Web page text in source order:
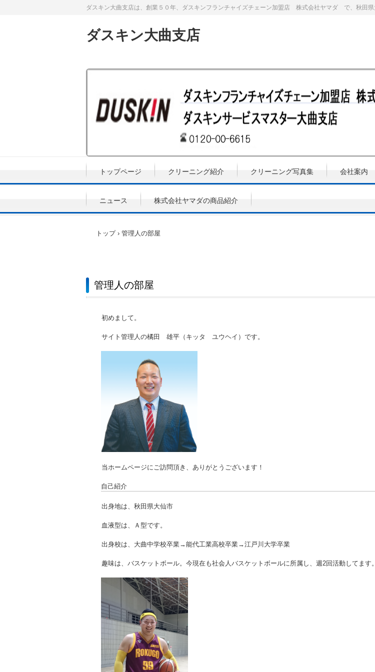
ダスキン大曲支店
ダスキン大曲支店は、創業５０年、ダスキンフランチャイズチェーン加盟店 株式会社ヤマダ で、秋田
トップページ クリーニング紹介 クリーニング写真集 会社案内
ニュース 株式会社ヤマダの商品紹介
トップ › 管理人の部屋
管理人の部屋
初めまして。
サイト管理人の橘田 雄平（キッタ ユウヘイ）です。
当ホームページにご訪問頂き、ありがとうございます！
自己紹介
出身地は、秋田県大仙市
血液型は、Ａ型です。
出身校は、大曲中学校卒業→能代工業高校卒業→江戸川大学卒業
趣味は、バスケットボール。今現在も社会人バスケットボールに所属し、週2回活動してます。